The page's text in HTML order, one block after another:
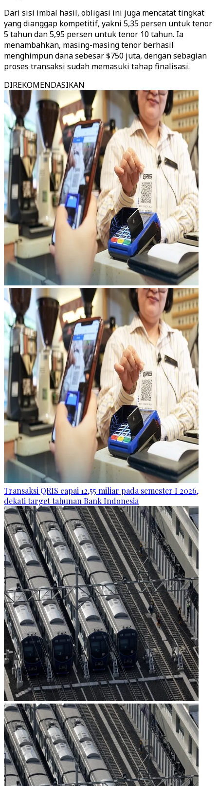
Dari sisi imbal hasil, obligasi ini juga mencatat tingkat
yang dianggap kompetitif, yakni 5,35 persen untuk tenor
5 tahun dan 5,95 persen untuk tenor 10 tahun. Ia
menambahkan, masing-masing tenor berhasil
menghimpun dana sebesar $750 juta, dengan sebagian
proses transaksi sudah memasuki tahap finalisasi.
DIREKOMENDASIKAN
Transaksi QRIS capai 12,55 miliar pada semester I 2026,
dekati target tahunan Bank Indonesia